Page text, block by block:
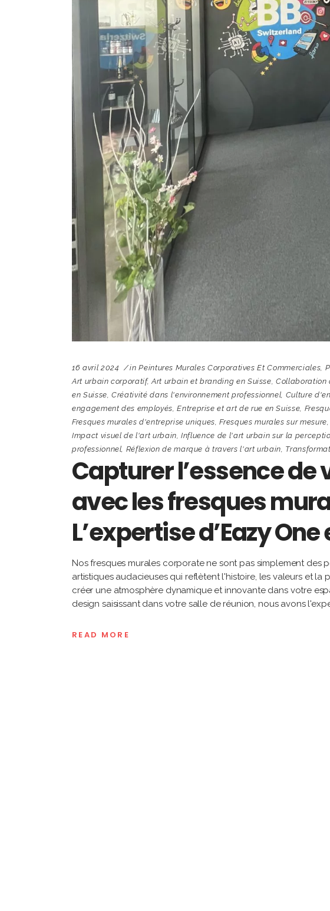
16 avril 2024 in Peintures Murales Corporatives Et Commerciales,
Art urbain corporatif,Art urbain et branding en Suisse,Collaboration
en Suisse,Créativité dans l'environnement professionnel, Culture
engagement des employés,Entreprise et art de rue en Suisse,
Fresques murales d'entreprise uniques,Fresques murales sur mesure
Impact visuel de l'art urbain,Influence de l'art urbain sur la
professionnel, Réflexion de marque à travers l'art urbain,
Capturer l’essence
avec les fresques
L’expertise d’Eazy
Nos fresques murales corporate ne sont pas simplement des
artistiques audacieuses qui reflètent l'histoire, les valeurs et
créer une atmosphère dynamique et innovante dans votre
design saisissant dans votre salle de réunion, nous avons
READ MORE